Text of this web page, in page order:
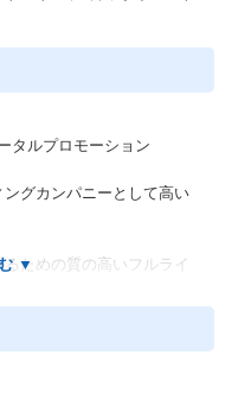
タルプロモーション
ングカンパニーとして高い
ための質の高いフルライ
人脈をもつハイスペック